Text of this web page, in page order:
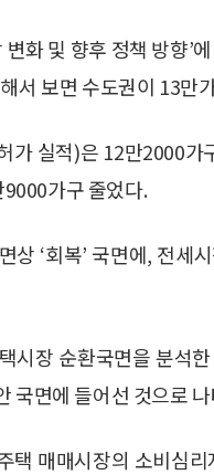
화 및 향후 정책 방향’
서 보면 수도권이 13만
실적)은 12만2000가
가구 줄었다.
‘회복’ 국면에, 전세
시장 순환국면을 분석
국면에 들어선 것으로
택 매매시장의 소비심